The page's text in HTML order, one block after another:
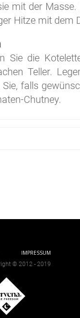
mit der
Hitze mit dem
Sie die
Teller.
Sie, falls
Chutney.
IMPRESSUM
© 2012 - 2019